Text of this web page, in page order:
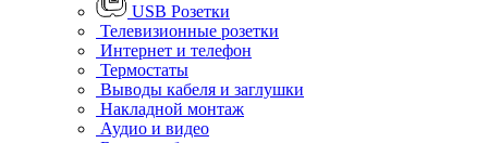
USB Розетки
Телевизионные розетки
Интернет и телефон
Термостаты
Выводы кабеля и заглушки
Накладной монтаж
Аудио и видео